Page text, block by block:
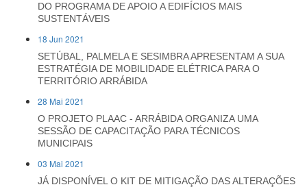
DO PROGRAMA DE APOIO A EDIFÍCIOS MAIS
SUSTENTÁVEIS
18 Jun 2021
SETÚBAL, PALMELA E SESIMBRA APRESENTAM A SUA
ESTRATÉGIA DE MOBILIDADE ELÉTRICA PARA O
TERRITÓRIO ARRÁBIDA
28 Mai 2021
O PROJETO PLAAC - ARRÁBIDA ORGANIZA UMA
SESSÃO DE CAPACITAÇÃO PARA TÉCNICOS
MUNICIPAIS
03 Mai 2021
JÁ DISPONÍVEL O KIT DE MITIGAÇÃO DAS ALTERAÇÕES